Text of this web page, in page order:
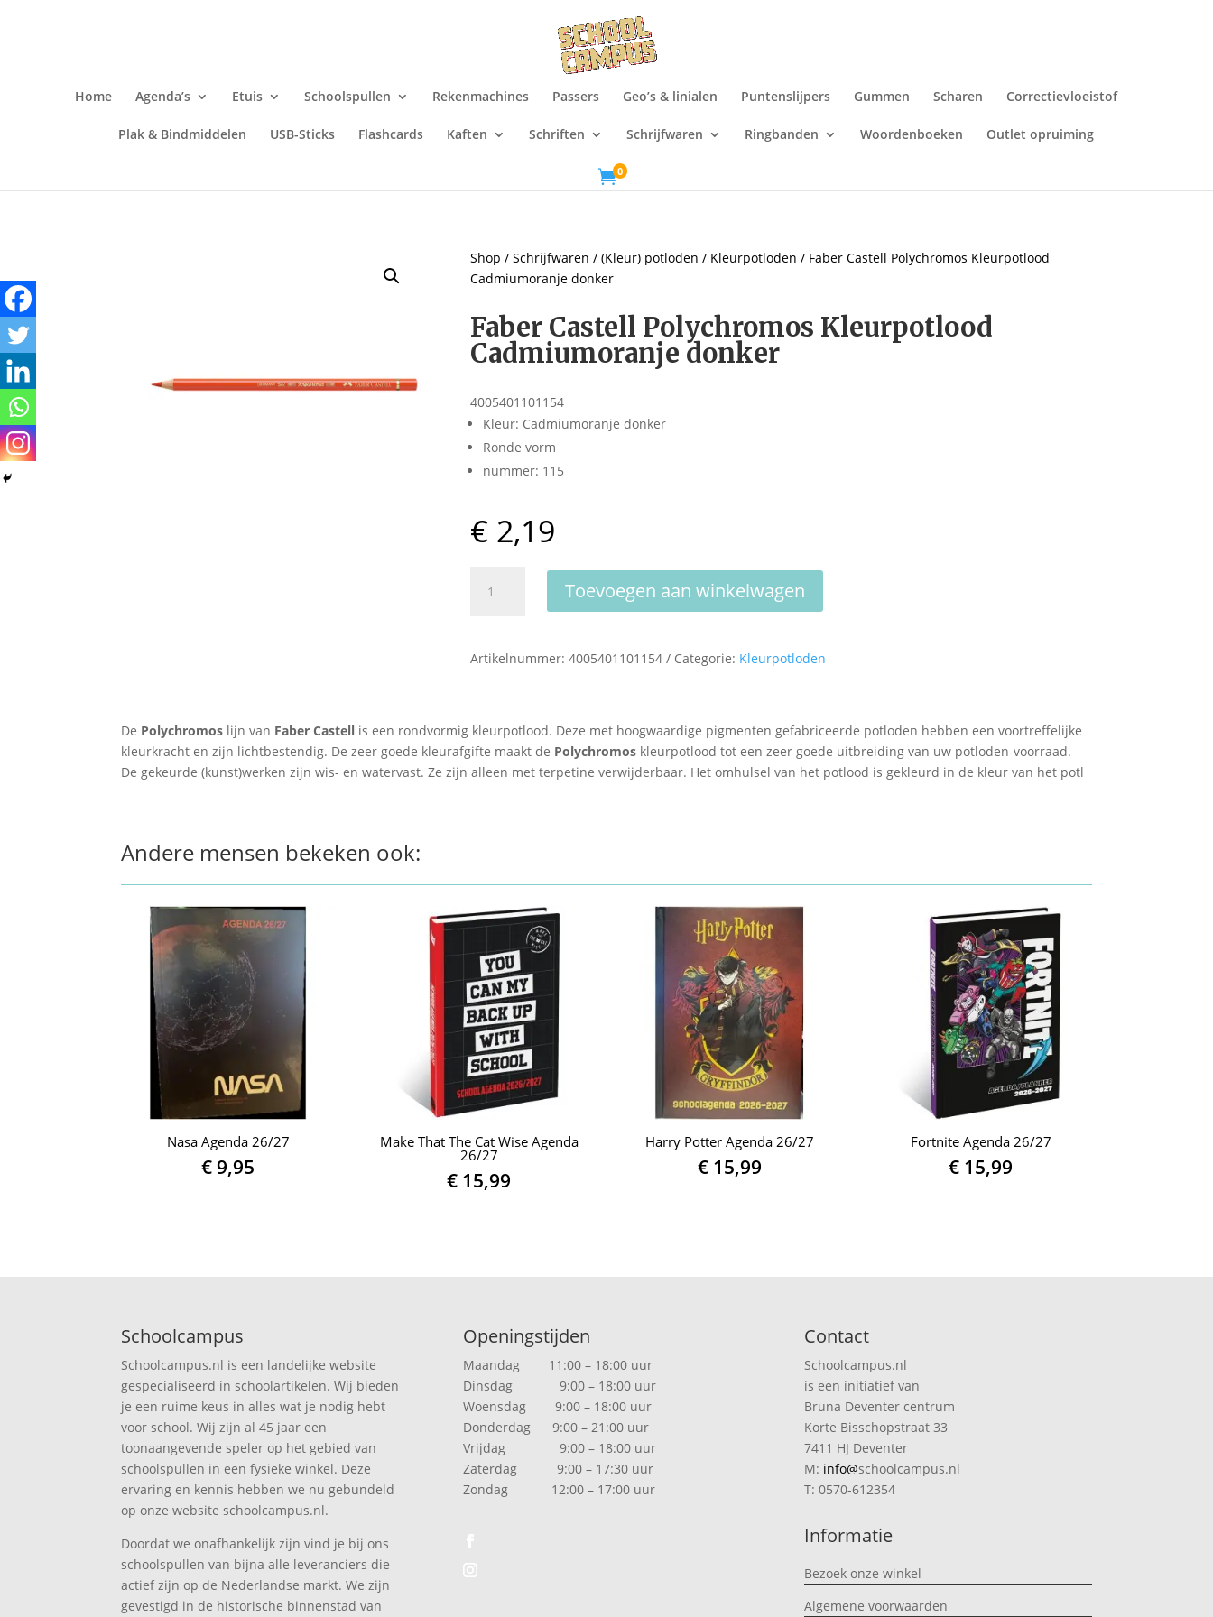
Home Agenda’s Etuis Schoolspullen Rekenmachines Passers Geo’s & linialen Puntenslijpers Gummen Scharen Correctievloeistof
Plak & Bindmiddelen USB-Sticks Flashcards Kaften Schriften Schrijfwaren Ringbanden Woordenboeken Outlet opruiming
0
Shop /Schrijfwaren /(Kleur) potloden / Kleurpotloden / Faber Castell Polychromos Kleurpotlood
Cadmiumoranje donker
Faber Castell Polychromos Kleurpotlood
Cadmiumoranje donker
4005401101154
Kleur: Cadmiumoranje donker
Ronde vorm
nummer: 115
€ 2,19
Castell
Kleurpotlood
Cadmiumoranje
Toevoegen aan winkelwagen
Artikelnummer:4005401101154 Categorie: Kleurpotloden
De Polychromos lijn van Faber Castell is een rondvormig kleurpotlood. Deze met hoogwaardige pigmenten gefabriceerde potloden hebben een voortreffelijke
kleurkracht en zijn lichtbestendig. De zeer goede kleurafgifte maakt de Polychromos kleurpotlood tot een zeer goede uitbreiding van uw potloden-voorraad.
De gekeurde (kunst)werken zijn wis- en watervast. Ze zijn alleen met terpetine verwijderbaar. Het omhulsel van het potlood is gekleurd in de kleur van het potl
Andere mensen bekeken ook:
Nasa Agenda 26/27
€9,95
Make That The Cat Wise Agenda
26/27
€ 15,99
Harry Potter Agenda 26/27
€ 15,99
Fortnite Agenda 26/27
€ 15,99
Schoolcampus
Schoolcampus.nl is een landelijke website
gespecialiseerd in schoolartikelen. Wij bieden
je een ruime keus in alles wat je nodig hebt
voor school. Wij zijn al 45 jaar een
toonaangevende speler op het gebied van
schoolspullen in een fysieke winkel. Deze
ervaring en kennis hebben we nu gebundeld
op onze website schoolcampus.nl.
Doordat we onafhankelijk zijn vind je bij ons
schoolspullen van bijna alle leveranciers die
actief zijn op de Nederlandse markt. We zijn
gevestigd in de historische binnenstad van
Openingstijden
Maandag 11:00 – 18:00 uur
Dinsdag 9:00 – 18:00 uur
Woensdag 9:00 – 18:00 uur
Donderdag 9:00 – 21:00 uur
Vrijdag 9:00 – 18:00 uur
Zaterdag 9:00 – 17:30 uur
Zondag 12:00 – 17:00 uur
Contact
Schoolcampus.nl
is een initiatief van
Bruna Deventer centrum
Korte Bisschopstraat 33
7411 HJ Deventer
M: info@schoolcampus.nl
T: 0570-612354
Informatie
Bezoek onze winkel
Algemene voorwaarden